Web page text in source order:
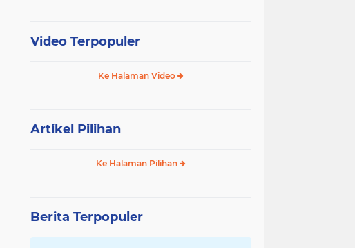
Video Terpopuler
Ke Halaman Video
Artikel Pilihan
Ke Halaman Pilihan
Berita Terpopuler